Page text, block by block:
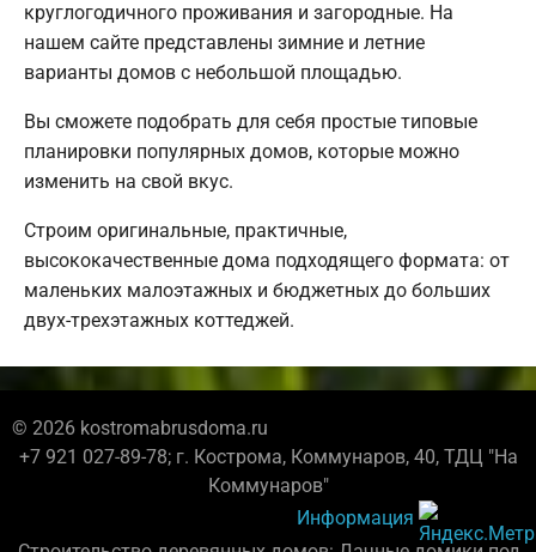
круглогодичного проживания и загородные. На
нашем сайте представлены зимние и летние
варианты домов с небольшой площадью.
Вы сможете подобрать для себя простые типовые
планировки популярных домов, которые можно
изменить на свой вкус.
Строим оригинальные, практичные,
высококачественные дома подходящего формата: от
маленьких малоэтажных и бюджетных до больших
двух-трехэтажных коттеджей.
© 2026 kostromabrusdoma.ru
+7 921 027-89-78; г. Кострома, Коммунаров, 40, ТДЦ "На
Коммунаров"
Информация